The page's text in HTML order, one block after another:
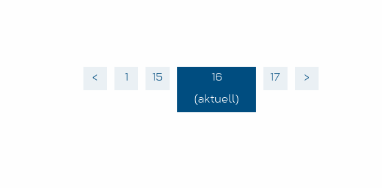
< 1 15
16
(aktuell)
17 >